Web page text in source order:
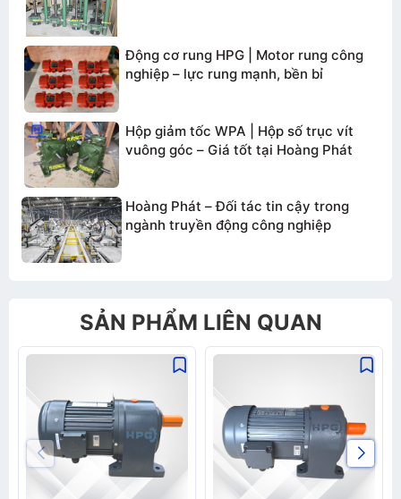
Động cơ rung HPG | Motor rung công
nghiệp – lực rung mạnh, bền bỉ
Hộp giảm tốc WPA | Hộp số trục vít
vuông góc – Giá tốt tại Hoàng Phát
Hoàng Phát – Đối tác tin cậy trong
ngành truyền động công nghiệp
SẢN PHẨM LIÊN QUAN